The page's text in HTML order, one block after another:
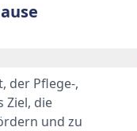
der Pflege-,
Ziel, die
und zu